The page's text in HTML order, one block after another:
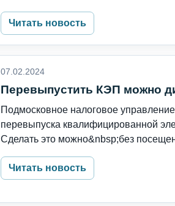
Читать новость
07.02.2024
Перевыпустить КЭП можно
Подмосковное налоговое
перевыпуска квалифицированной
Сделать это можно&nbsp;без
Читать новость